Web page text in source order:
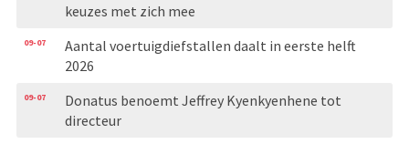
keuzes met zich mee
09-07
Aantal voertuigdiefstallen daalt in eerste helft
2026
09-07
Donatus benoemt Jeffrey Kyenkyenhene tot
directeur